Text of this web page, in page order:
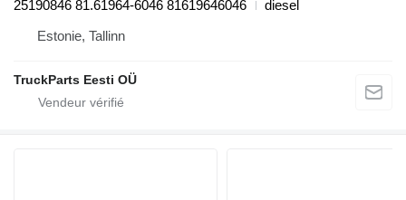
25190846 81.61964-6046 81619646046
diesel
Estonie, Tallinn
TruckParts Eesti OÜ